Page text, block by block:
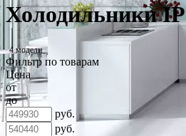
Холодильники IP
4 модели
Фильтр по товарам
Цена
от
до
руб.
руб.